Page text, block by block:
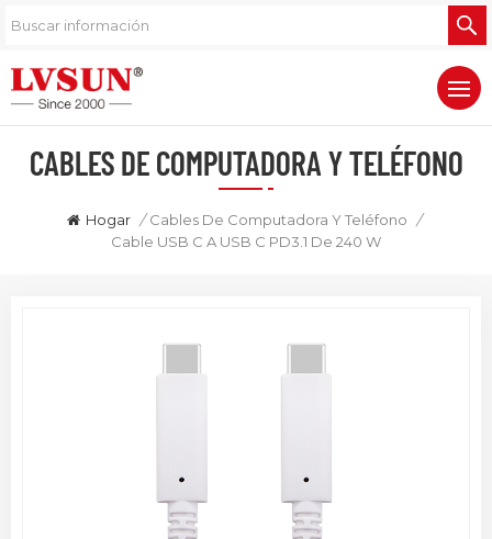
CABLES DE COMPUTADORA Y TELÉFONO
Hogar / Cables De Computadora Y Teléfono
/
Cable USB C A USB C PD3.1 De 240 W